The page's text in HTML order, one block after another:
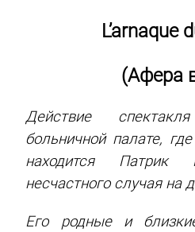
L’arnaque
(Афера
Действие
больничной палате,
находится Патрик
несчастного случая на
Его родные и